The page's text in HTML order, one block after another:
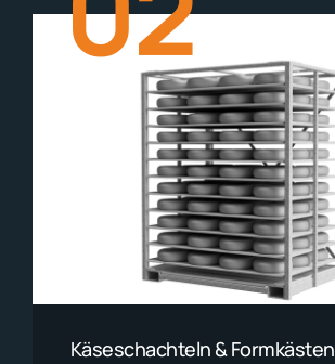
Käseschachteln & Formkästen